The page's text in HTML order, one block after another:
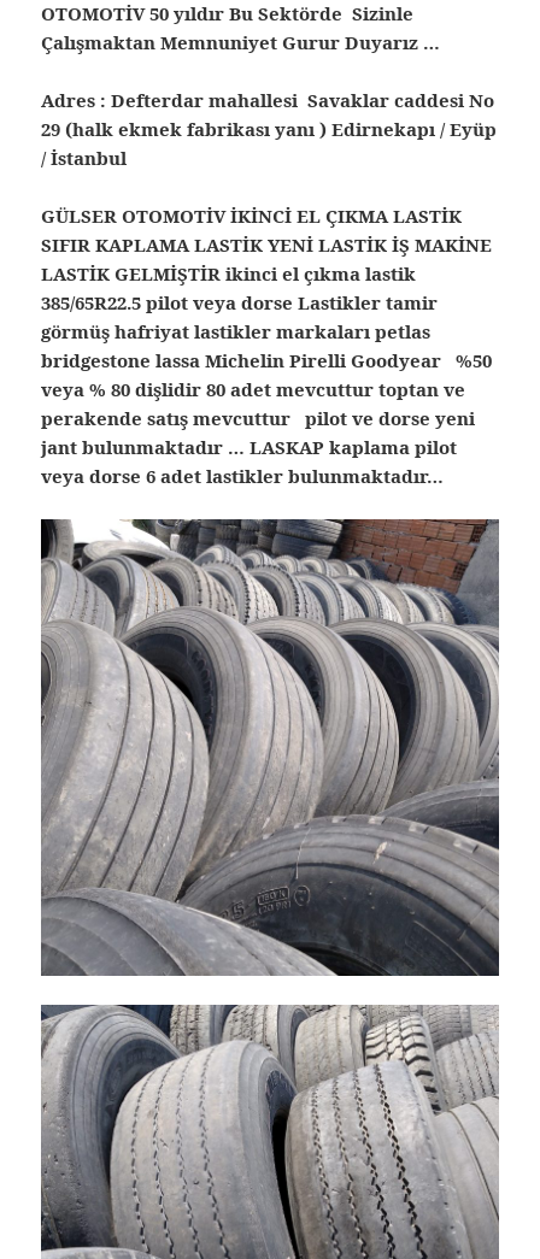
OTOMOTİV 50 yıldır Bu Sektörde Sizinle
Çalışmaktan Memnuniyet Gurur Duyarız …
Adres : Defterdar mahallesi Savaklar caddesi No
29 (halk ekmek fabrikası yanı ) Edirnekapı / Eyüp
/ İstanbul
GÜLSER OTOMOTİV İKİNCİ EL ÇIKMA LASTİK
SIFIR KAPLAMA LASTİK YENİ LASTİK İŞ MAKİNE
LASTİK GELMİŞTİR ikinci el çıkma lastik
385/65R22.5 pilot veya dorse Lastikler tamir
görmüş hafriyat lastikler markaları petlas
bridgestone lassa Michelin Pirelli Goodyear %50
veya % 80 dişlidir 80 adet mevcuttur toptan ve
perakende satış mevcuttur pilot ve dorse yeni
jant bulunmaktadır … LASKAP kaplama pilot
veya dorse 6 adet lastikler bulunmaktadır…